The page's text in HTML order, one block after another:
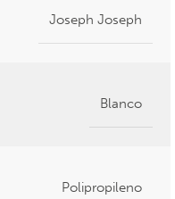
Joseph Joseph
Blanco
Polipropileno